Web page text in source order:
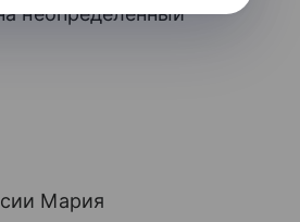
неопределенный
Мария